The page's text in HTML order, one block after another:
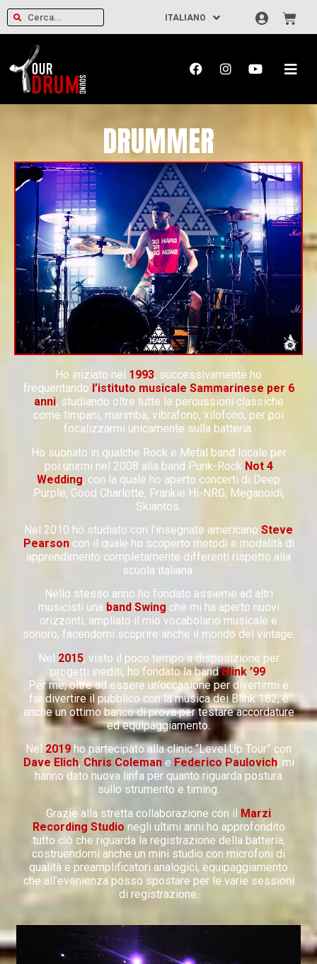
ITALIANO
DRUMMER
Ho iniziato nel 1993, successivamente ho
frequentando l’istituto musicale Sammarinese per 6
anni, studiando oltre tutte le percussioni classiche
come timpani, marimba, vibrafono, xilofono, per poi
focalizzarmi unicamente sulla batteria.
Ho suonato in qualche Rock e Metal band locale per
poi unirmi nel 2008 alla band Punk-Rock Not 4
Wedding, con la quale ho aperto concerti di Deep
Purple, Good Charlotte, Frankie Hi-NRG, Meganoidi,
Skiantos.
Nel 2010 ho studiato con l’insegnate americano Steve
Pearsoncon il quale ho scoperto metodi e modalità di
apprendimento completamente differenti rispetto alla
scuola italiana.
Nello stesso anno ho fondato assieme ad altri
musicisti una band Swing che mi ha aperto nuovi
orizzonti, ampliato il mio vocabolario musicale e
sonoro, facendomi scoprire anche il mondo del vintage.
Nel 2015, visto il poco tempo a disposizione per
progetti inediti, ho fondato la bandBlink ’99.
Per me, oltre ad essere un’occasione per divertirmi e
far divertire il pubblico con la musica dei Blink 182, è
anche un ottimo banco di prova per testare accordature
ed equipaggiamento.
Nel 2019 ho partecipato alla clinic “Level Up Tour” con
Dave Elich, Chris Colemane Federico Paulovich, mi
hanno dato nuova linfa per quanto riguarda postura
sullo strumento e timing.
Grazie alla stretta collaborazione con il Marzi
Recording Studio negli ultimi anni ho approfondito
tutto ciò che riguarda la registrazione della batteria,
costruendomi anche un mini studio con microfoni di
qualità e preamplificatori analogici, equipaggiamento
che all’evenienza posso spostare per le varie sessioni
di registrazione.